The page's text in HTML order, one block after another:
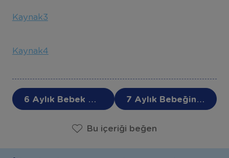
Kaynak3
Kaynak4
6 Aylık Bebek Ne Yapar, Kaç Kilo Olmalı, Gelişimi 7 Aylık Bebeğin Günlük Rutini
Bu içeriği beğen